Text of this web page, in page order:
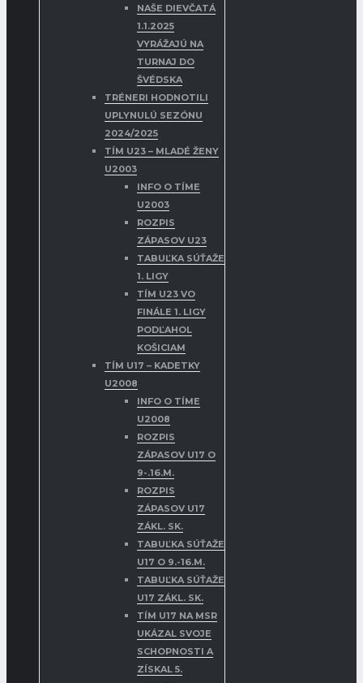
NAŠE DIEVČATÁ
1.1.2025
VYRÁŽAJÚ NA
TURNAJ DO
ŠVÉDSKA
TRÉNERI HODNOTILI
UPLYNULÚ SEZÓNU
2024/2025
TÍM U23 – MLADÉ ŽENY
U2003
INFO O TÍME
U2003
ROZPIS
ZÁPASOV U23
TABUĽKA SÚŤAŽE
1. LIGY
TÍM U23 VO
FINÁLE 1. LIGY
PODĽAHOL
KOŠICIAM
TÍM U17 – KADETKY
U2008
INFO O TÍME
U2008
ROZPIS
ZÁPASOV U17 O
9-.16.M.
ROZPIS
ZÁPASOV U17
ZÁKL. SK.
TABUĽKA SÚŤAŽE
U17 O 9.-16.M.
TABUĽKA SÚŤAŽE
U17 ZÁKL. SK.
TÍM U17 NA MSR
UKÁZAL SVOJE
SCHOPNOSTI A
ZÍSKAL 5.